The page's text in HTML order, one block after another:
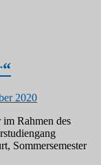
2020
Rahmen des
Sommersemester